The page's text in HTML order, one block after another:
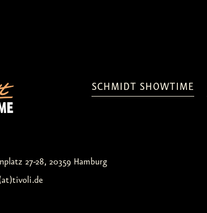
SCHMIDT SHOWTIME
27-28, 20359 Hamburg